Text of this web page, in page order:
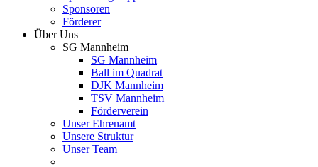
Sponsoren
Förderer
Über Uns
SG Mannheim
SG Mannheim
Ball im Quadrat
DJK Mannheim
TSV Mannheim
Förderverein
Unser Ehrenamt
Unsere Struktur
Unser Team